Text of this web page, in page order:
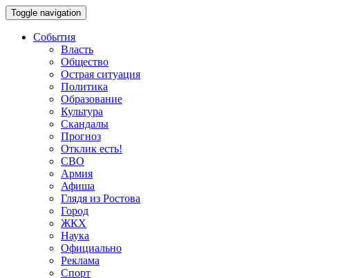
Toggle navigation
События
Власть
Общество
Острая ситуация
Политика
Образование
Культура
Скандалы
Прогноз
Отклик есть!
СВО
Армия
Афиша
Глядя из Ростова
Город
ЖКХ
Наука
Официально
Реклама
Спорт